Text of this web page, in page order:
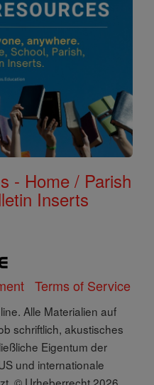
- Home / Parish
Inserts
Terms of Service
Alle Materialien auf
schriftlich, akustisches
Eigentum der
und internationale